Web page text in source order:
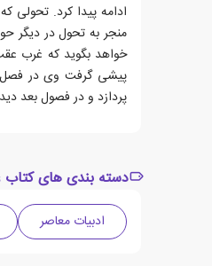
ادامه پیدا کرد.
منجر به تحول در دیگر
پیشی گرفت وی در فصل
پردازد و در فصول بعد
دسته بندی های
ادبیات معاصر